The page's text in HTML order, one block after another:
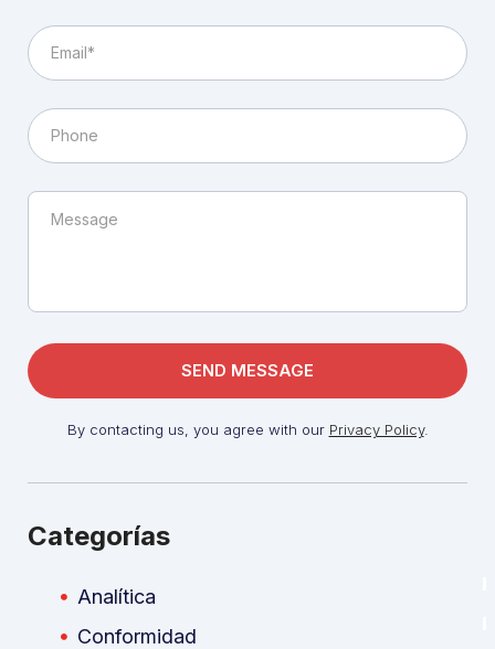
By contacting us, you agree with our Privacy Policy.
Categorías
Analítica
Conformidad